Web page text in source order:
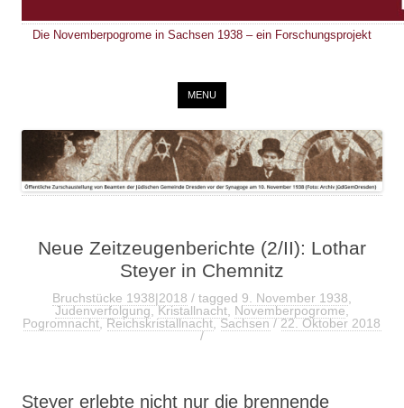
Die Novemberpogrome in Sachsen 1938 – ein Forschungsprojekt
MENU
Neue Zeitzeugenberichte (2/II): Lothar
Steyer in Chemnitz
Bruchstücke 1938|2018 / tagged 9. November 1938,
Judenverfolgung,Kristallnacht, Novemberpogrome,
Pogromnacht,Reichskristallnacht,Sachsen/22. Oktober 2018
/
Steyer erlebte nicht nur die brennende